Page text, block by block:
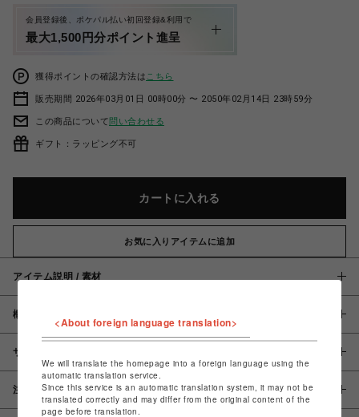
会員登録後、ポケパル払い初回登録&利用で
最大1,500円分ポイント進呈
獲得ポイントの確認方法は こちら
販売期間 2026年03月01日 00時00分 〜 2050年02月14日 23時59分
この商品について問い合わせる
ギフト：ラッピング不可
カートに入れる
お気に入りアイテムに追加
アイテム説明 / 素材
概要
サイズ
注意事項
<About foreign language translation>
We will translate the homepage into a foreign language using the
automatic translation service.
Since this service is an automatic translation system, it may not be
translated correctly and may differ from the original content of the
page before translation.